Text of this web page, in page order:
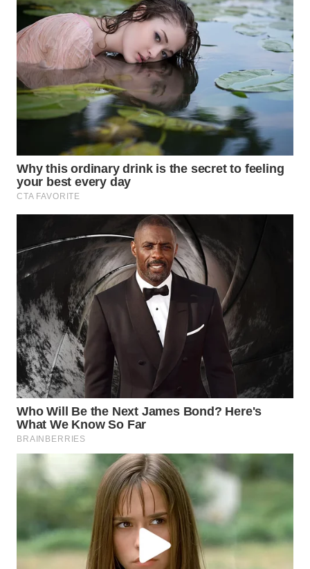
MALUT
WN
DAIRI
WN
DANAU
TOBA
NIAS
WN
WN
TAPANULI
SELATAN
WN
TANJUNG
LESUNG
WN
KARO
WN
SIMALUNGUN
WN
LABUHANBATU
WN
TAPANULI